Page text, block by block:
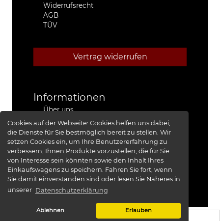
Cookies auf der Webseite:Cookies helfen uns dabei,
die Dienste für Sie bestmöglich bereit zu stellen. Wir
setzen Cookies ein, um Ihre Benutzererfahrung zu
verbessern, Ihnen Produkte vorzustellen, die für Sie
von Interesse sein könnten sowie den Inhalt Ihres
Einkaufswagens zu speichern. Fahren Sie fort, wenn
Sie damit einverstanden sind oder lesen Sie Näheres in
unserer Datenschutzerklärung
Ablehnen Erlauben
Widerrufsrecht
AGB
TÜV
Vertrag widerrufen
Informationen
Über uns
Stützpunkthändler
4x4 Kfz-Meister Werkstatt Jeep®
Presse
Red Baron I
Red Baron II
XRRA
Bildergalerie